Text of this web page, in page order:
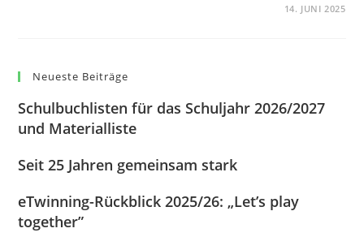
14. JUNI 2025
Neueste Beiträge
Schulbuchlisten für das Schuljahr 2026/2027
und Materialliste
Seit 25 Jahren gemeinsam stark
eTwinning-Rückblick 2025/26: „Let’s play
together”